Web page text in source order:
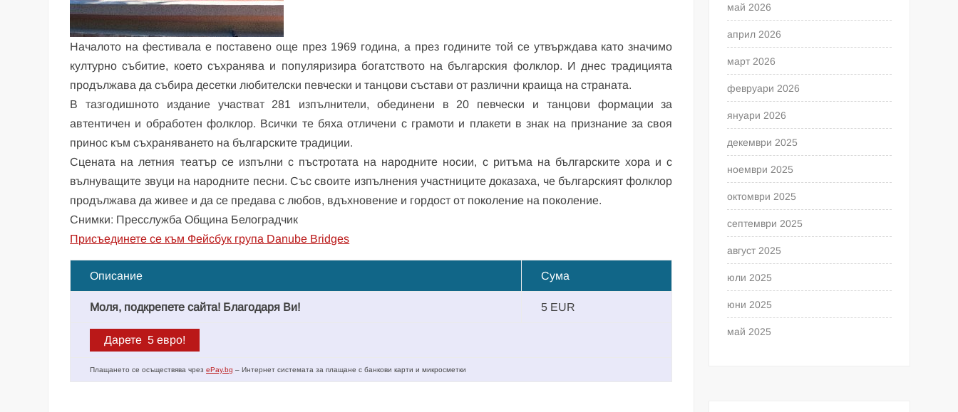
Началото на фестивала е поставено още през 1969 година, а през годините той се утвърждава като значимо
културно събитие, което съхранява и популяризира богатството на българския фолклор. И днес традицията
продължава да събира десетки любителски певчески и танцови състави от различни краища на страната.
В тазгодишното издание участват 281 изпълнители, обединени в 20 певчески и танцови формации за
автентичен и обработен фолклор. Всички те бяха отличени с грамоти и плакети в знак на признание за своя
принос към съхраняването на българските традиции.
Сцената на летния театър се изпълни с пъстротата на народните носии, с ритъма на българските хора и с
вълнуващите звуци на народните песни. Със своите изпълнения участниците доказаха, че българският фолклор
продължава да живее и да се предава с любов, вдъхновение и гордост от поколение на поколение.
Снимки: Пресслужба Община Белоградчик
Присъединете се към Фейсбук група Danube Bridges
Описание Сума
Моля, подкрепете сайта! Благодаря Ви! 5 EUR
Плащането се осъществява чрезePay.bg – Интернет системата за плащане с банкови карти и микросметки
май 2026
април 2026
март 2026
февруари 2026
януари 2026
декември 2025
ноември 2025
октомври 2025
септември 2025
август 2025
юли 2025
юни 2025
май 2025